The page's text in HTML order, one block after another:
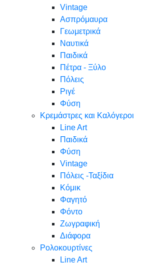
Vintage
Ασπρόμαυρα
Γεωμετρικά
Ναυτικά
Παιδικά
Πέτρα - Ξύλο
Πόλεις
Ριγέ
Φύση
Κρεμάστρες και Καλόγεροι
Line Art
Παιδικά
Φύση
Vintage
Πόλεις -Ταξίδια
Κόμικ
Φαγητό
Φόντο
Ζωγραφική
Διάφορα
Ρολοκουρτίνες
Line Art